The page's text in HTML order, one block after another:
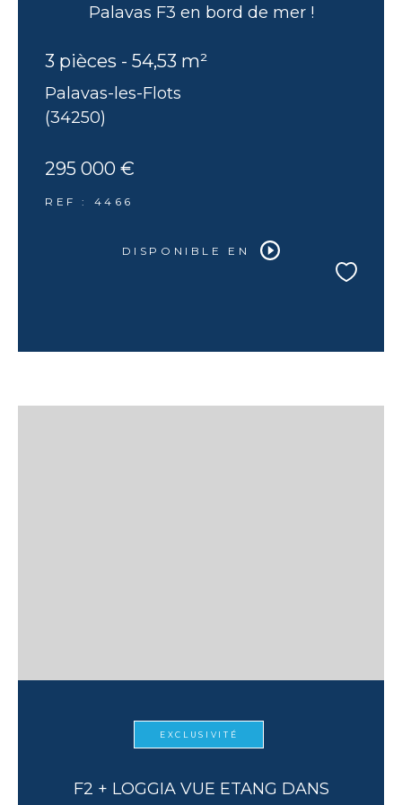
Palavas F3 en bord de mer !
3 pièces - 54,53 m²
Palavas-les-Flots
(34250)
295 000 €
REF : 4466
DISPONIBLE EN
EXCLUSIVITÉ
F2 + LOGGIA VUE ETANG DANS